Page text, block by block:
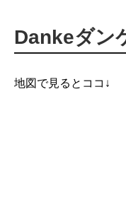
Dankeダン
地図で見るとココ↓